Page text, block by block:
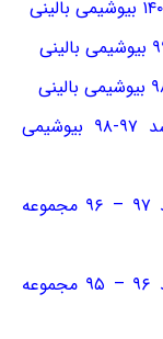
دانلود سوالات آزمون کارشناسی ارشد ۹۷-۹۸ بیوشیمی
دانلود سوالات آزمون کارشناسی ارشد ۹۷ – ۹۶ مجموعه
دانلود سوالات آزمون کارشناسی ارشد ۹۶ – ۹۵ مجموعه